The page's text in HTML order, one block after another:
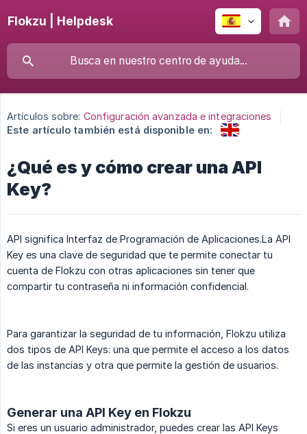
Flokzu | Helpdesk
Artículos sobre: Configuración avanzada e integraciones
Este artículo también está disponible en:
¿Qué es y cómo crear una API
Key?
API significa Interfaz de Programación de Aplicaciones.La API
Key es una clave de seguridad que te permite conectar tu
cuenta de Flokzu con otras aplicaciones sin tener que
compartir tu contraseña ni información confidencial.
Para garantizar la seguridad de tu información, Flokzu utiliza
dos tipos de API Keys: una que permite el acceso a los datos
de las instancias y otra que permite la gestión de usuarios.
Generar una API Key en Flokzu
Si eres un usuario administrador, puedes crear las API Keys